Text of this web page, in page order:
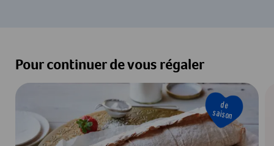
Pour continuer de vous régaler
de
saison